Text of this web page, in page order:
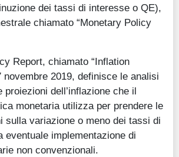
dei tassi di interesse o QE),
chiamato “Monetary Policy
Report, chiamato “Inflation
novembre 2019, definisce le analisi
proiezioni dell’inflazione che il
monetaria utilizza per prendere le
sulla variazione o meno dei tassi di
eventuale implementazione di
non convenzionali.